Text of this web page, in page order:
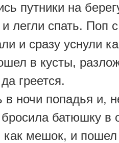
путники на
легли спать. Поп
и сразу уснули
в кусты,
греется.
в ночи попадья и,
батюшку в
как мешок, и